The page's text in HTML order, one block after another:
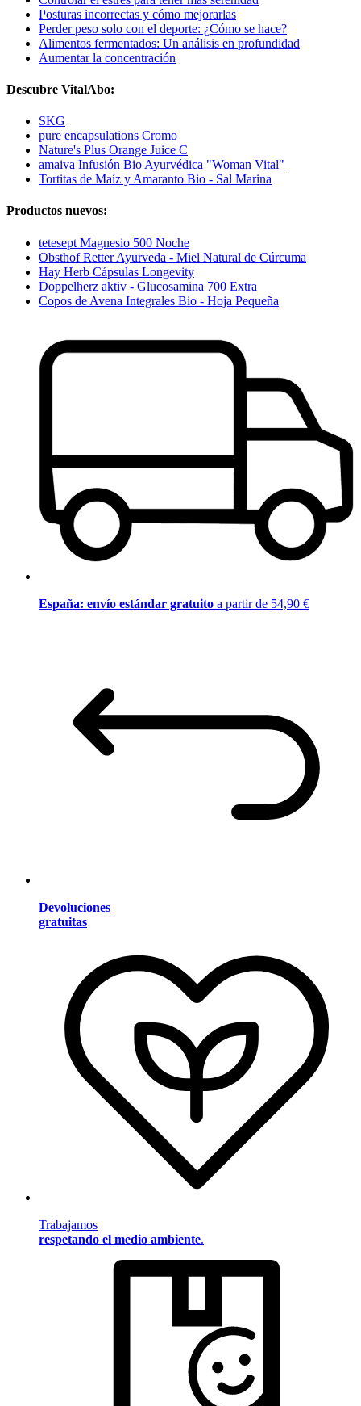
Posturas incorrectas y cómo mejorarlas
Perder peso solo con el deporte: ¿Cómo se hace?
Alimentos fermentados: Un análisis en profundidad
Aumentar la concentración
Descubre VitalAbo:
SKG
pure encapsulations Cromo
Nature's Plus Orange Juice C
amaiva Infusión Bio Ayurvédica "Woman Vital"
Tortitas de Maíz y Amaranto Bio - Sal Marina
Productos nuevos:
tetesept Magnesio 500 Noche
Obsthof Retter Ayurveda - Miel Natural de Cúrcuma
Hay Herb Cápsulas Longevity
Doppelherz aktiv - Glucosamina 700 Extra
Copos de Avena Integrales Bio - Hoja Pequeña
España: envío estándar gratuito a partir de 54,90 €
Devoluciones
gratuitas
Trabajamos
respetando el medio ambiente.